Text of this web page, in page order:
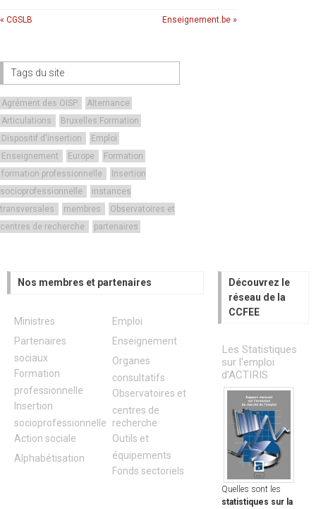
« CGSLB Enseignement.be »
Tags du site
Agrément des OISP
Alternance
Articulations
Bruxelles Formation
Dispositif d'insertion
Emploi
Enseignement
Europe
Formation
formation professionnelle
Insertion
socioprofessionnelle
instances
transversales
membres
Observatoires et
centres de recherche
partenaires
Nos membres et partenaires
Ministres
Partenaires
sociaux
Formation
professionnelle
Insertion
socioprofessionnelle
Action sociale
Alphabétisation
Emploi
Enseignement
Organes
consultatifs
Observatoires et
centres de
recherche
Outils et
équipements
Fonds sectoriels
Découvrez le
réseau de la
CCFEE
Les Statistiques
sur l'emploi
d'ACTIRIS
Quelles sont les
statistiques sur la